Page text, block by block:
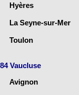
Hyères
La Seyne-sur-Mer
Toulon
84 Vaucluse
Avignon